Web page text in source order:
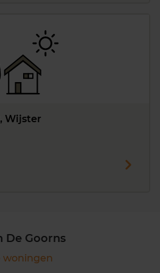
Wijster
De Goorns
woningen